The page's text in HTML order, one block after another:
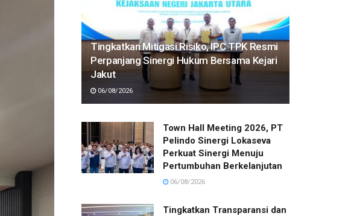
Tingkatkan Mitigasi Risiko, IPC TPK Resmi
Perpanjang Sinergi Hukum Bersama Kejari
Jakut
06/08/2026
Town Hall Meeting 2026, PT
Pelindo Sinergi Lokaseva
Perkuat Sinergi Menuju
Pertumbuhan Berkelanjutan
06/08/2026
Tingkatkan Transparansi dan